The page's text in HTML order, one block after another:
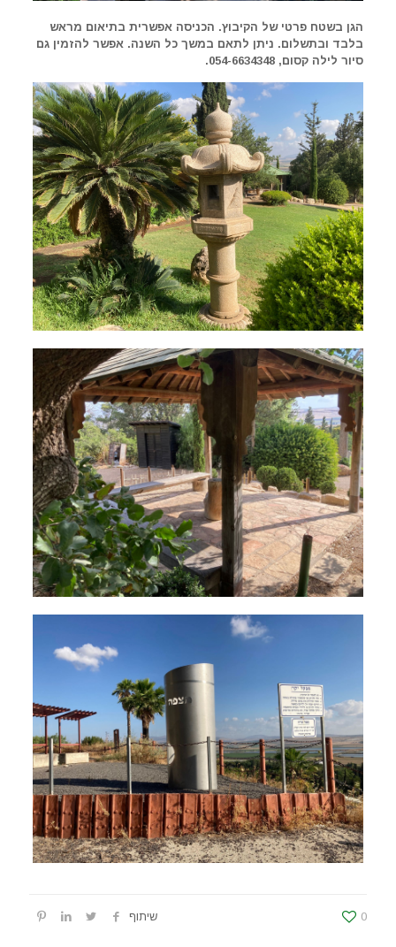
הגן בשטח פרטי של הקיבוץ. הכניסה אפשרית בתיאום מראש
בלבד ובתשלום. ניתן לתאם במשך כל השנה. אפשר להזמין גם
סיור לילה קסום, 054-6634348.
שיתוף 0